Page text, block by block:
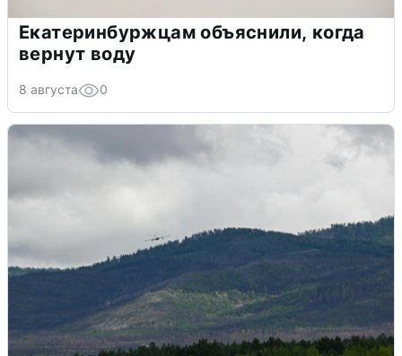
Екатеринбуржцам объяснили, когда
вернут воду
8 августа 0